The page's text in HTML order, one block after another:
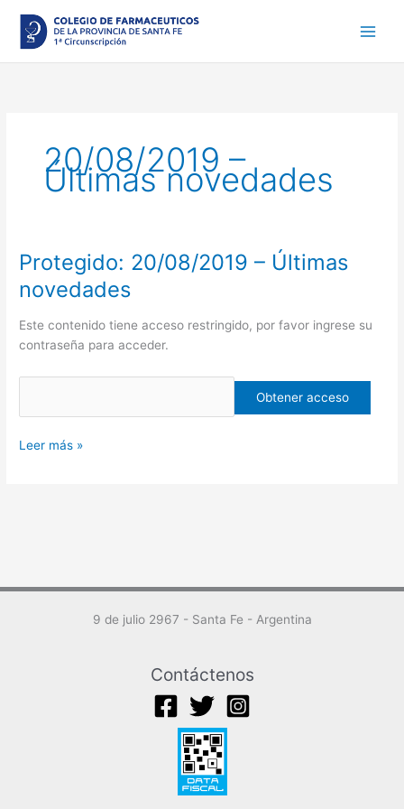
contenido
20/08/2019 –
Últimas novedades
Protegido: 20/08/2019 – Últimas
novedades
Este contenido tiene acceso restringido, por favor ingrese su
contraseña para acceder.
Protegido:
20/08/2019
–
Últimas
novedades
Leer más »
9 de julio 2967 - Santa Fe - Argentina
Contáctenos